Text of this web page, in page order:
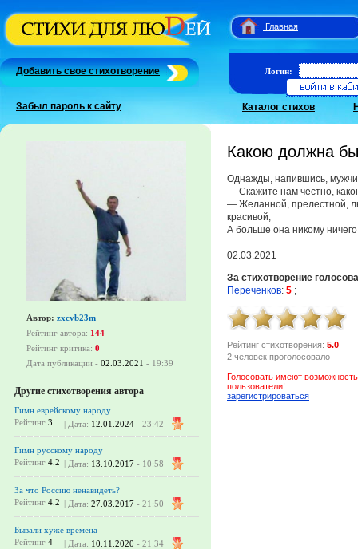
Главная
Добавить свое стихотворение
Забыл пароль к сайту
Логин:
Каталог стихов
Автор: zxcvb23m
Рейтинг автора: 144
Рейтинг критика: 0
Дата публикации - 02.03.2021 - 19:39
Другие стихотворения автора
Гимн еврейскому народу
Рейтинг 3 | Дата: 12.01.2024 - 23:42
Гимн русскому народу
Рейтинг 4.2 | Дата: 13.10.2017 - 10:58
За что Россию ненавидеть?
Рейтинг 4.2 | Дата: 27.03.2017 - 21:50
Бывали хуже времена
Рейтинг 4 | Дата: 10.11.2020 - 21:34
Какою должна
Однажды, напившись,
— Скажите нам честно,
— Желанной, прелестной,
красивой,
А больше она никому
02.03.2021
За стихотворение
Переченков: 5 ;
Рейтинг стихотворения: 5.0
2 человек проголосовало
Голосовать имеют
пользователи!
зарегистрироваться